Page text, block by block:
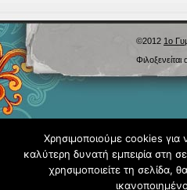
©2012 1ο
Χρησιμοποιούμε cookies
καλύτερη δυνατή εμπειρία στη
χρησιμοποιείτε τη σελίδα,